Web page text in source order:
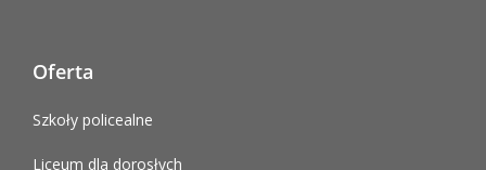
Oferta
Szkoły policealne
Liceum dla dorosłych